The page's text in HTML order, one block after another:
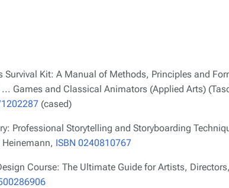
Kit: A Manual of Methods, Principles and
Games and Classical Animators (Applied Arts)
(cased)
Professional Storytelling and Storyboarding
ISBN 0240810767
Course: The Ultimate Guide for Artists,